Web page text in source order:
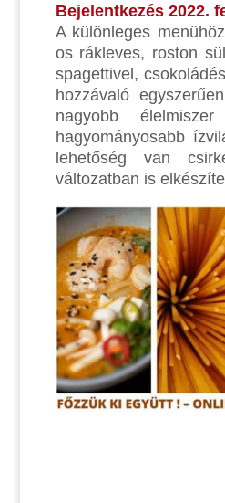
Bejelentkezés 2022.
A különleges
os rákleves, roston
spagettivel,
hozzávaló
nagyobb
hagyományosabb
lehetőség van
változatban is